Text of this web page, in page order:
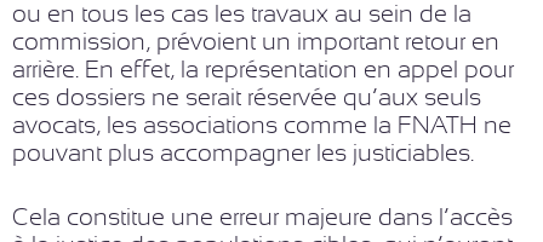
ou en tous les cas les travaux au sein de la
commission, prévoient un important retour en
arrière. En effet, la représentation en appel pour
ces dossiers ne serait réservée qu’aux seuls
avocats, les associations comme la FNATH ne
pouvant plus accompagner les justiciables.
Cela constitue une erreur majeure dans l’accès